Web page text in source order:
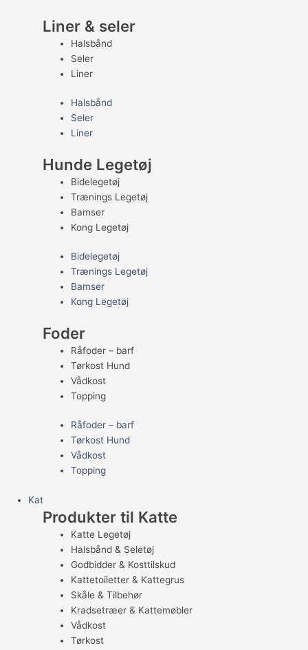
Liner & seler
Halsbånd
Seler
Liner
Halsbånd
Seler
Liner
Hunde Legetøj
Bidelegetøj
Trænings Legetøj
Bamser
Kong Legetøj
Bidelegetøj
Trænings Legetøj
Bamser
Kong Legetøj
Foder
Råfoder – barf
Tørkost Hund
Vådkost
Topping
Råfoder – barf
Tørkost Hund
Vådkost
Topping
Kat
Produkter til Katte
Katte Legetøj
Halsbånd & Seletøj
Godbidder & Kosttilskud
Kattetoiletter & Kattegrus
Skåle & Tilbehør
Kradsetræer & Kattemøbler
Vådkost
Tørkost